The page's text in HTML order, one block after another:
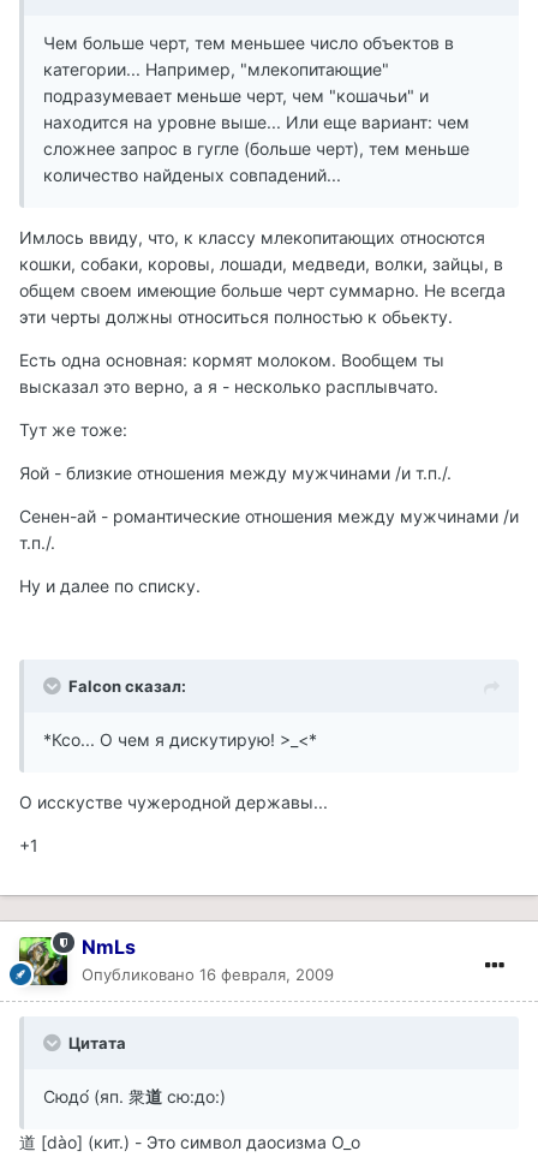
Чем больше черт, тем меньшее число объектов в
категории... Например, "млекопитающие"
подразумевает меньше черт, чем "кошачьи" и
находится на уровне выше... Или еще вариант: чем
сложнее запрос в гугле (больше черт), тем меньше
количество найденых совпадений...
Имлось ввиду, что, к классу млекопитающих относются
кошки, собаки, коровы, лошади, медведи, волки, зайцы, в
общем своем имеющие больше черт суммарно. Не всегда
эти черты должны относиться полностью к обьекту.
Есть одна основная: кормят молоком. Вообщем ты
высказал это верно, а я - несколько расплывчато.
Тут же тоже:
Яой - близкие отношения между мужчинами /и т.п./.
Сенен-ай - романтические отношения между мужчинами /и
т.п./.
Ну и далее по списку.
Falcon сказал:
*Ксо... О чем я дискутирую! >_<*
О исскустве чужеродной державы...
+1
NmLs
Опубликовано 16 февраля, 2009
Цитата
Сюдо́ (яп. 衆道 сю:до:)
道 [dào] (кит.) - Это символ даосизма О_о